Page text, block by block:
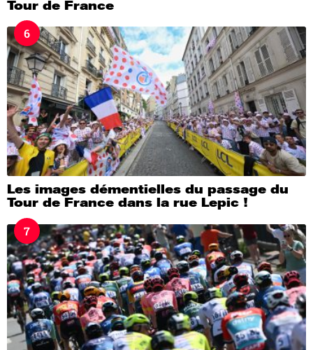
Tour de France
6
Les images démentielles du passage du
Tour de France dans la rue Lepic !
7